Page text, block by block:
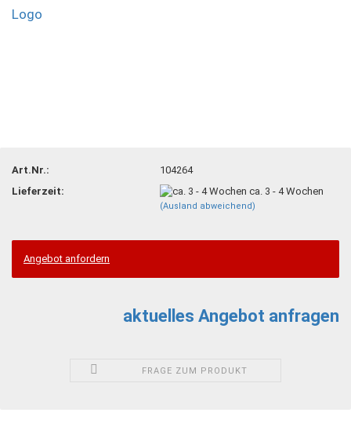
Art.Nr.:
104264
Lieferzeit:
ca. 3 - 4 Wochen
(Ausland abweichend)
Angebot anfordern
aktuelles Angebot anfragen
FRAGE ZUM PRODUKT